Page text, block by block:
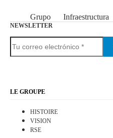
Grupo Infraestructura
NEWSLETTER
LE GROUPE
HISTOIRE
VISION
RSE